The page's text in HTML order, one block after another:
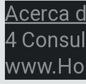
Acerca
4